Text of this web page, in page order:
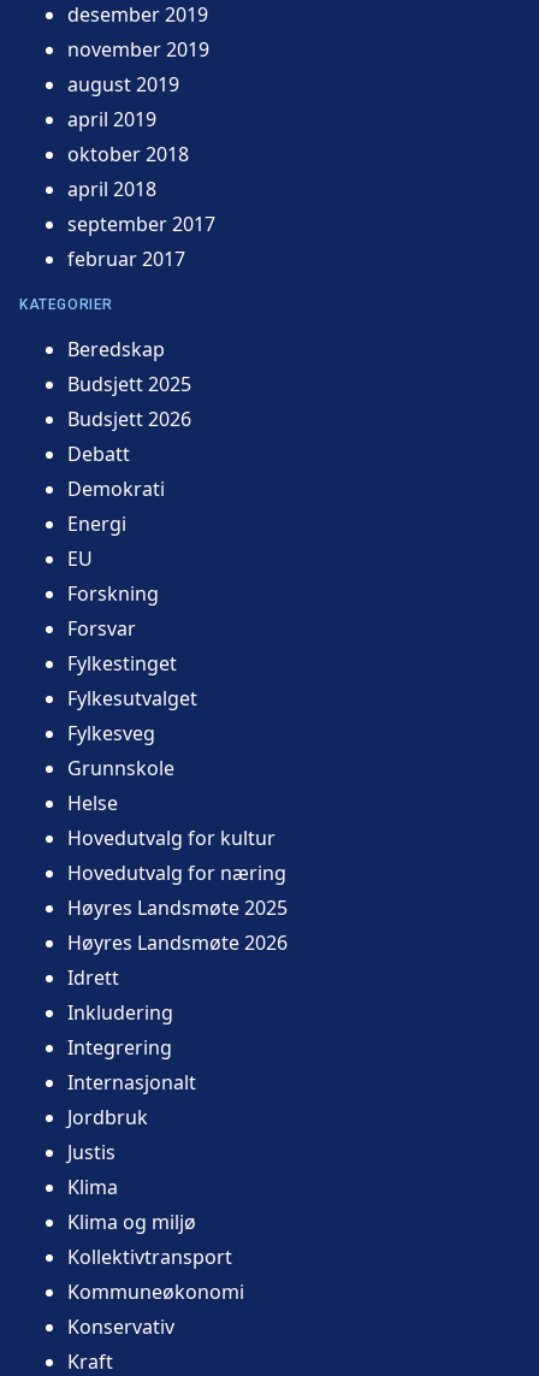
desember 2019
november 2019
august 2019
april 2019
oktober 2018
april 2018
september 2017
februar 2017
KATEGORIER
Beredskap
Budsjett 2025
Budsjett 2026
Debatt
Demokrati
Energi
EU
Forskning
Forsvar
Fylkestinget
Fylkesutvalget
Fylkesveg
Grunnskole
Helse
Hovedutvalg for kultur
Hovedutvalg for næring
Høyres Landsmøte 2025
Høyres Landsmøte 2026
Idrett
Inkludering
Integrering
Internasjonalt
Jordbruk
Justis
Klima
Klima og miljø
Kollektivtransport
Kommuneøkonomi
Konservativ
Kraft